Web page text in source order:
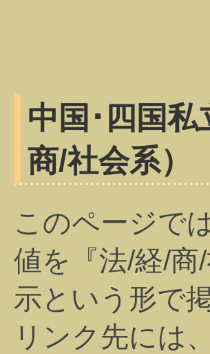
中国･四国
商/社会系）
このページで
値を『法/経/
示という形で
リンク先には